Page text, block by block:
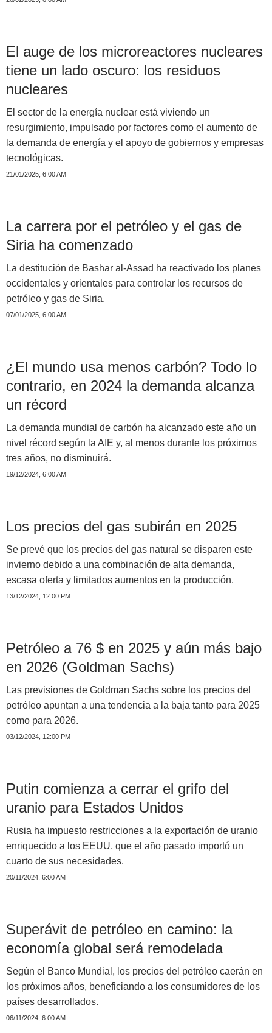
El auge de los microreactores nucleares
tiene un lado oscuro: los residuos
nucleares
El sector de la energía nuclear está viviendo un
resurgimiento, impulsado por factores como el aumento de
la demanda de energía y el apoyo de gobiernos y empresas
tecnológicas.
21/01/2025, 6:00 AM
La carrera por el petróleo y el gas de
Siria ha comenzado
La destitución de Bashar al-Assad ha reactivado los planes
occidentales y orientales para controlar los recursos de
petróleo y gas de Siria.
07/01/2025, 6:00 AM
¿El mundo usa menos carbón? Todo lo
contrario, en 2024 la demanda alcanza
un récord
La demanda mundial de carbón ha alcanzado este año un
nivel récord según la AIE y, al menos durante los próximos
tres años, no disminuirá.
19/12/2024, 6:00 AM
Los precios del gas subirán en 2025
Se prevé que los precios del gas natural se disparen este
invierno debido a una combinación de alta demanda,
escasa oferta y limitados aumentos en la producción.
13/12/2024, 12:00 PM
Petróleo a 76 $ en 2025 y aún más bajo
en 2026 (Goldman Sachs)
Las previsiones de Goldman Sachs sobre los precios del
petróleo apuntan a una tendencia a la baja tanto para 2025
como para 2026.
03/12/2024, 12:00 PM
Putin comienza a cerrar el grifo del
uranio para Estados Unidos
Rusia ha impuesto restricciones a la exportación de uranio
enriquecido a los EEUU, que el año pasado importó un
cuarto de sus necesidades.
20/11/2024, 6:00 AM
Superávit de petróleo en camino: la
economía global será remodelada
Según el Banco Mundial, los precios del petróleo caerán en
los próximos años, beneficiando a los consumidores de los
países desarrollados.
06/11/2024, 6:00 AM